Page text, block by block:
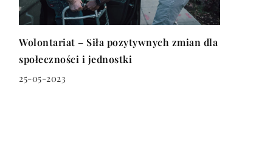
Wolontariat – Siła pozytywnych zmian dla
społeczności i jednostki
25-05-2023